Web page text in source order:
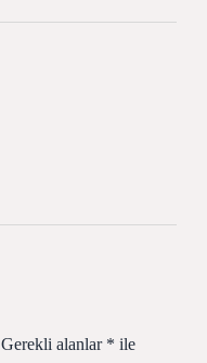
Gerekli alanlar * ile